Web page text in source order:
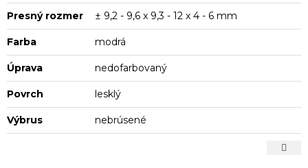
Presný rozmer ± 9,2 - 9,6 x 9,3 - 12 x 4 - 6 mm
Farba modrá
Úprava nedofarbovaný
Povrch lesklý
Výbrus nebrúsené